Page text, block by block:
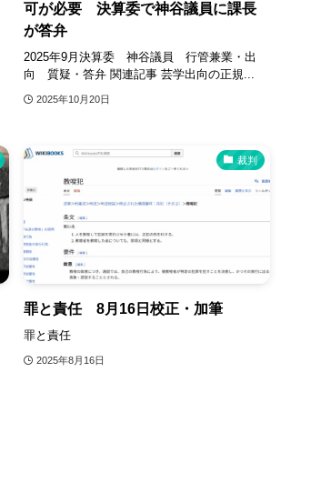
可が必要 決算委で神谷議員に課長
が答弁
2025年9月決算委 神谷議員 行管兼業・出
向 質疑・答弁 関連記事 芸学出向の正規...
2025年10月20日
裁判
罪と責任 8月16日校正・加筆
罪と責任
2025年8月16日